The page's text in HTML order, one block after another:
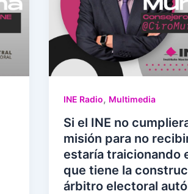
INE Radio, Multimedia
Si el INE no
misión para no
estaría traicionando
que tiene la
árbitro electoral